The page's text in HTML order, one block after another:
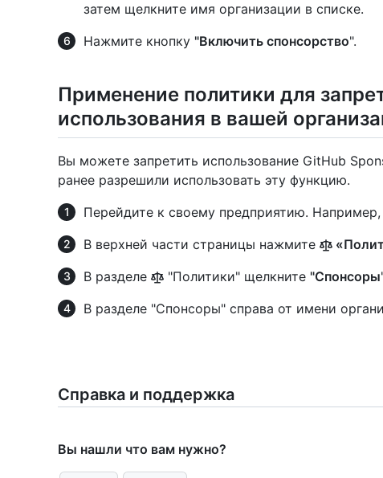
затем щелкните имя организации в списке.
Нажмите кнопку "Включить спонсорство".
Применение политики для
использования в вашей
Вы можете запретить использование GitHub
ранее разрешили использовать эту функцию.
Перейдите к своему предприятию. Например,
В верхней части страницы нажмите
В разделе
"Политики" щелкните "Спонсоры
В разделе "Спонсоры" справа от имени
Справка и поддержка
Вы нашли что вам нужно?